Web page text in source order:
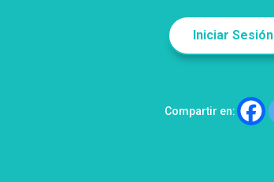
Iniciar Sesión
Compartir en: